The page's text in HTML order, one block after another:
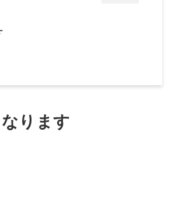
ります